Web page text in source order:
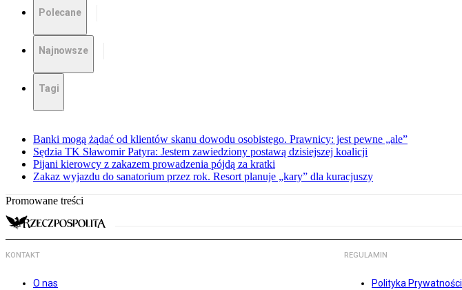
Polecane
Najnowsze
Tagi
Banki mogą żądać od klientów skanu dowodu osobistego. Prawnicy: jest pewne „ale”
Sędzia TK Sławomir Patyra: Jestem zawiedziony postawą dzisiejszej koalicji
Pijani kierowcy z zakazem prowadzenia pójdą za kratki
Zakaz wyjazdu do sanatorium przez rok. Resort planuje „kary” dla kuracjuszy
Promowane treści
KONTAKT
O nas
REGULAMIN
Polityka Prywatności